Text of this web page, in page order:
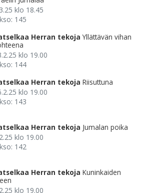
klo 18.45
145
Herran tekoja Yllättävän vihan
klo 19.00
144
Herran tekoja Riisuttuna
klo 19.00
143
Herran tekoja Jumalan poika
klo 19.00
142
Herran tekoja Kuninkaiden
klo 19.00